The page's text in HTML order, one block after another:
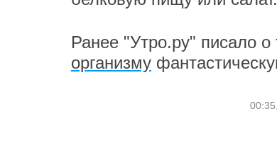
Ранее "Утро.ру" писало
организму